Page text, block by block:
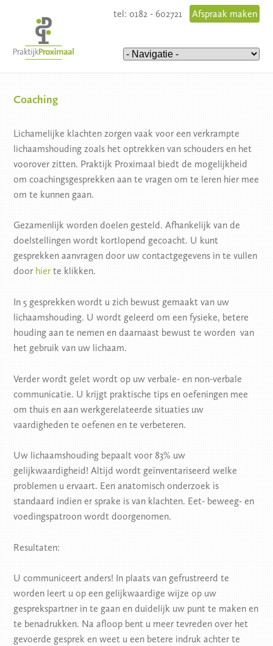
tel: 0182 - 602721 Afspraak maken
Coaching
Lichamelijke klachten zorgen vaak voor een verkrampte
lichaamshouding zoals het optrekken van schouders en het
voorover zitten. Praktijk Proximaal biedt de mogelijkheid
om coachingsgesprekken aan te vragen om te leren hier mee
om te kunnen gaan.
Gezamenlijk worden doelen gesteld. Afhankelijk van de
doelstellingen wordt kortlopend gecoacht. U kunt
gesprekken aanvragen door uw contactgegevens in te vullen
door hier te klikken.
In 5 gesprekken wordt u zich bewust gemaakt van uw
lichaamshouding. U wordt geleerd om een fysieke, betere
houding aan te nemen en daarnaast bewust te worden van
het gebruik van uw lichaam.
Verder wordt gelet wordt op uw verbale- en non-verbale
communicatie. U krijgt praktische tips en oefeningen mee
om thuis en aan werkgerelateerde situaties uw
vaardigheden te oefenen en te verbeteren.
Uw lichaamshouding bepaalt voor 83% uw
gelijkwaardigheid! Altijd wordt geïnventariseerd welke
problemen u ervaart. Een anatomisch onderzoek is
standaard indien er sprake is van klachten. Eet- beweeg- en
voedingspatroon wordt doorgenomen.
Resultaten:
U communiceert anders! In plaats van gefrustreerd te
worden leert u op een gelijkwaardige wijze op uw
gesprekspartner in te gaan en duidelijk uw punt te maken en
te benadrukken. Na afloop bent u meer tevreden over het
gevoerde gesprek en weet u een betere indruk achter te